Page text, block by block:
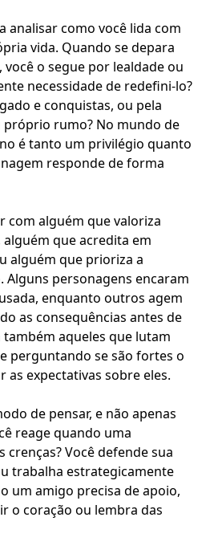
analisar como você lida com
vida. Quando se depara
o segue por lealdade ou
necessidade de redefini-lo?
e conquistas, ou pela
rumo? No mundo de
é tanto um privilégio quanto
responde de forma
com alguém que valoriza
que acredita em
alguém que prioriza a
Alguns personagens encaram
enquanto outros agem
as consequências antes de
aqueles que lutam
perguntando se são fortes o
expectativas sobre eles.
de pensar, e não apenas
reage quando uma
Você defende sua
trabalha estrategicamente
um amigo precisa de apoio,
o coração ou lembra das